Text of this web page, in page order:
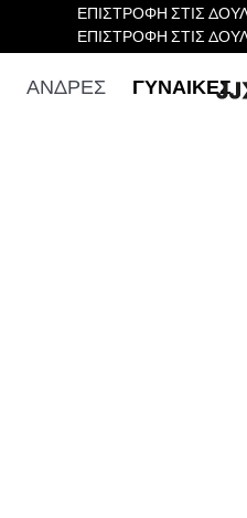
ΕΠΙΣΤΡΟΦΗ ΣΤΙΣ
ΕΠΙΣΤΡΟΦΗ ΣΤΙΣ
ΑΝΔΡΕΣ ΓΥΝΑΙΚΕΣ